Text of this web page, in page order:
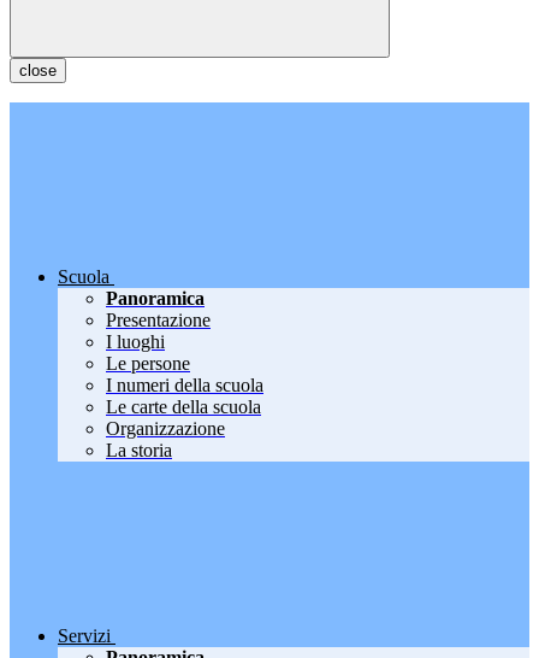
close
Scuola
Panoramica
Presentazione
I luoghi
Le persone
I numeri della scuola
Le carte della scuola
Organizzazione
La storia
Servizi